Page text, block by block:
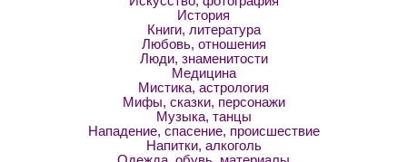
История
Книги, литература
Любовь, отношения
Люди, знаменитости
Медицина
Мистика, астрология
Мифы, сказки, персонажи
Музыка, танцы
Нападение, спасение, происшествие
Напитки, алкоголь